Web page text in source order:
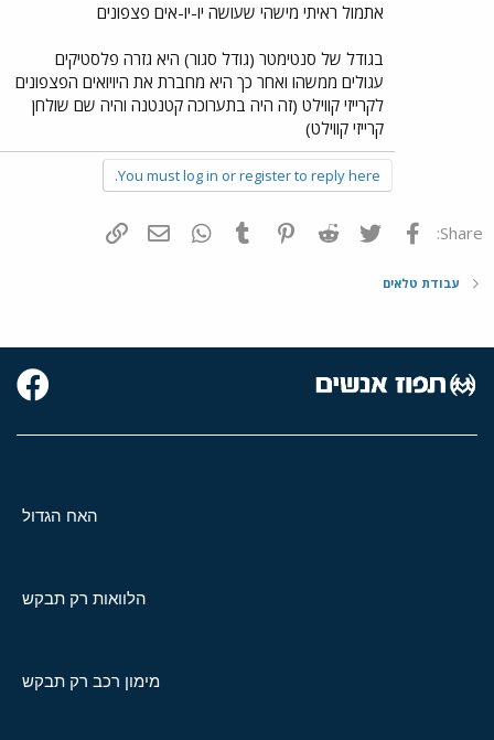
אתמול ראיתי מישהי שעושה יו-יו-אים פצפונים
בגודל של סנטימטר (גודל סגור) היא גזרה פלסטיקים
עגולים ממשהו ואחר כך היא מחברת את היויואים הפצפונים
לקרייזי קווילט (זה היה בתערוכה קטנטנה והיה שם שולחן
קרייזי קווילט)
You must log in or register to reply here.
Share: פייסבוק Twitter
Reddit
Pinterest
Tumblr
WhatsAppדואר אלקטרוני
עבודת טלאים
האח הגדול
הלוואות רק תבקש
מימון רכב רק תבקש